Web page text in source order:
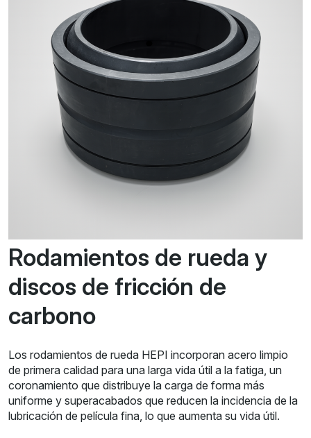
Rodamientos de rueda y
discos de fricción de
carbono
Los rodamientos de rueda HEPI incorporan acero limpio
de primera calidad para una larga vida útil a la fatiga, un
coronamiento que distribuye la carga de forma más
uniforme y superacabados que reducen la incidencia de la
lubricación de película fina, lo que aumenta su vida útil.